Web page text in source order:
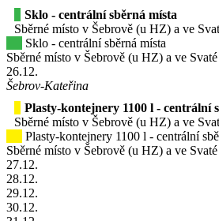
Sklo - centrální sběrná místa
Sběrné místo v Šebrově (u HZ) a ve
Sklo - centrální sběrná místa
Sběrné místo v Šebrově (u HZ) a ve
26.12.
Šebrov-Kateřina
Plasty-kontejnery 1100 l - centrální
Sběrné místo v Šebrově (u HZ) a ve
Plasty-kontejnery 1100 l - centrální
Sběrné místo v Šebrově (u HZ) a ve
27.12.
28.12.
29.12.
30.12.